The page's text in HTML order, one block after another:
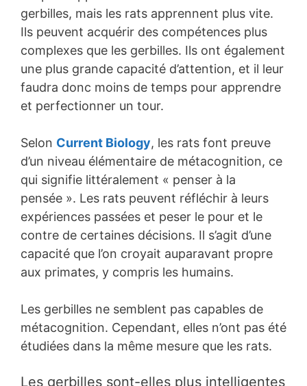
gerbilles, mais les rats apprennent plus vite.
Ils peuvent acquérir des compétences plus
complexes que les gerbilles. Ils ont également
une plus grande capacité d’attention, et il leur
faudra donc moins de temps pour apprendre
et perfectionner un tour.
Selon Current Biology, les rats font preuve
d’un niveau élémentaire de métacognition, ce
qui signifie littéralement « penser à la
pensée ». Les rats peuvent réfléchir à leurs
expériences passées et peser le pour et le
contre de certaines décisions. Il s’agit d’une
capacité que l’on croyait auparavant propre
aux primates, y compris les humains.
Les gerbilles ne semblent pas capables de
métacognition. Cependant, elles n’ont pas été
étudiées dans la même mesure que les rats.
Les gerbilles sont-elles plus intelligentes